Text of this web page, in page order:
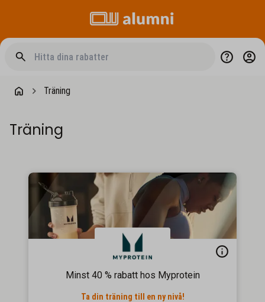
Träning
Träning
Minst 40 % rabatt hos Myprotein
Ta din träning till en ny nivå!